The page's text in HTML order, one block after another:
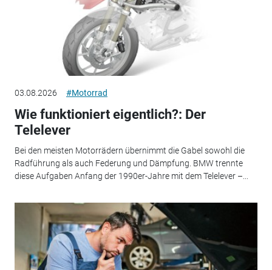
03.08.2026 #Motorrad
Wie funktioniert eigentlich?: Der
Telelever
Bei den meisten Motorrädern übernimmt die Gabel sowohl die
Radführung als auch Federung und Dämpfung. BMW trennte
diese Aufgaben Anfang der 1990er-Jahre mit dem Telelever –...